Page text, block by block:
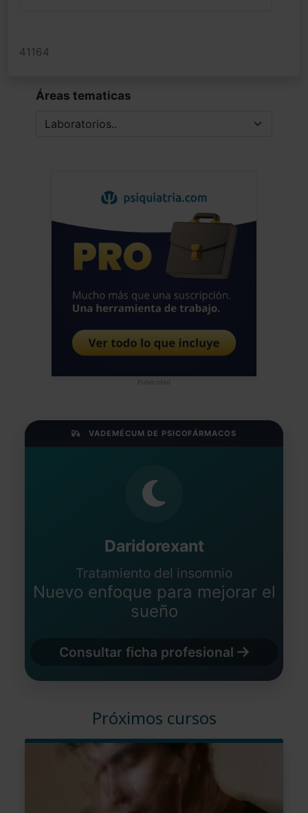
41164
Áreas tematicas
Publicidad
VADEMÉCUM DE PSICOFÁRMACOS
Daridorexant
Tratamiento del insomnio
Nuevo enfoque para mejorar el
sueño
Consultar ficha profesional
Próximos cursos